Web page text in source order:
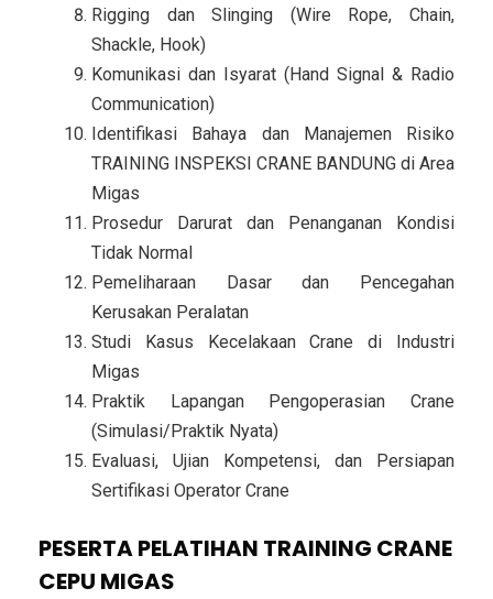
Rigging dan Slinging (Wire Rope, Chain,
Shackle, Hook)
Komunikasi dan Isyarat (Hand Signal & Radio
Communication)
Identifikasi Bahaya dan Manajemen Risiko
TRAINING INSPEKSI CRANE BANDUNG di Area
Migas
Prosedur Darurat dan Penanganan Kondisi
Tidak Normal
Pemeliharaan Dasar dan Pencegahan
Kerusakan Peralatan
Studi Kasus Kecelakaan Crane di Industri
Migas
Praktik Lapangan Pengoperasian Crane
(Simulasi/Praktik Nyata)
Evaluasi, Ujian Kompetensi, dan Persiapan
Sertifikasi Operator Crane
PESERTA PELATIHAN TRAINING CRANE
CEPU MIGAS